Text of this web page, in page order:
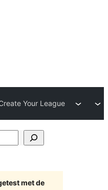
Your League
met de